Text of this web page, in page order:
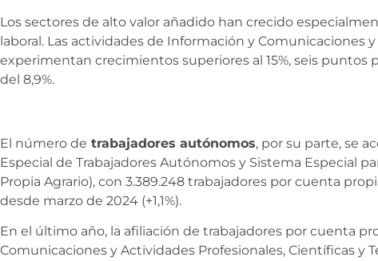
Los sectores de alto valor añadido han crecido
laboral. Las actividades de Información y Comunicaciones
experimentan crecimientos superiores al 15%, seis puntos
del 8,9%.
El número de trabajadores autónomos, por su parte, se
Especial de Trabajadores Autónomos y Sistema Especial
Propia Agrario), con 3.389.248 trabajadores por cuenta
desde marzo de 2024 (+1,1%).
En el último año, la afiliación de trabajadores por cuenta
Comunicaciones y Actividades Profesionales, Científicas y